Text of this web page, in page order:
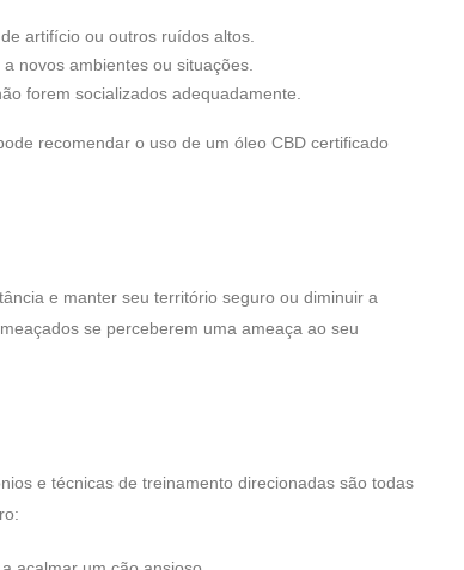
artifício ou outros ruídos altos.
novos ambientes ou situações.
forem socializados adequadamente.
recomendar o uso de um óleo CBD certificado
e manter seu território seguro ou diminuir a
se perceberem uma ameaça ao seu
e técnicas de treinamento direcionadas são todas